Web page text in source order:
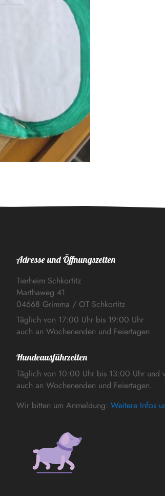
Adresse und Öffnungszeiten
Tierheim Schkortitz
Marthaweg 41
04668 Grimma / OT Schkortitz
Täglich von 17:00 Uhr bis 19:00 Uhr
auch an Wochenenden und Feiertagen
Hundeausführzeiten
Täglich von 10:00 Uhr bis 13:00 Uhr und
auch an Wochenenden und Feiertagen.
Wir bitten um Anmeldung: Weitere Infos